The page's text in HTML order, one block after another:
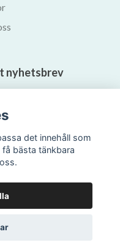
nyhetsbrev
det innehåll som
bästa tänkbara